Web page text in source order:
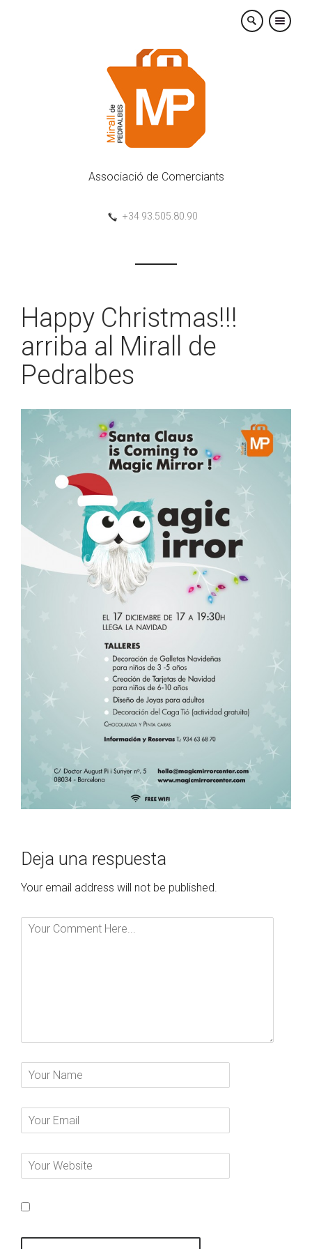
×
Associació de Comerciants
+34 93.505.80.90
Happy Christmas!!!
arriba al Mirall de
Pedralbes
Deja una respuesta
Your email address will not be published.